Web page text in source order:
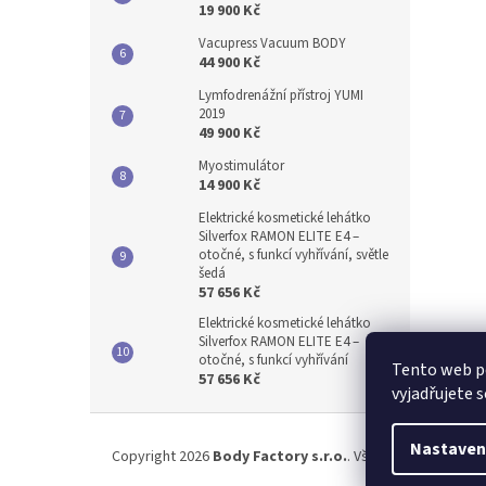
Tento web
vyjadřujete
19 900 Kč
Vacupress Vacuum BODY
44 900 Kč
Lymfodrenážní přístroj YUMI
2019
49 900 Kč
Myostimulátor
14 900 Kč
Elektrické kosmetické lehátko
Silverfox RAMON ELITE E4 –
otočné, s funkcí vyhřívání, světle
šedá
57 656 Kč
Elektrické kosmetické lehátko
Silverfox RAMON ELITE E4 –
otočné, s funkcí vyhřívání
57 656 Kč
Copyright 2026 Body Factory s.r.o.. Všechna práva